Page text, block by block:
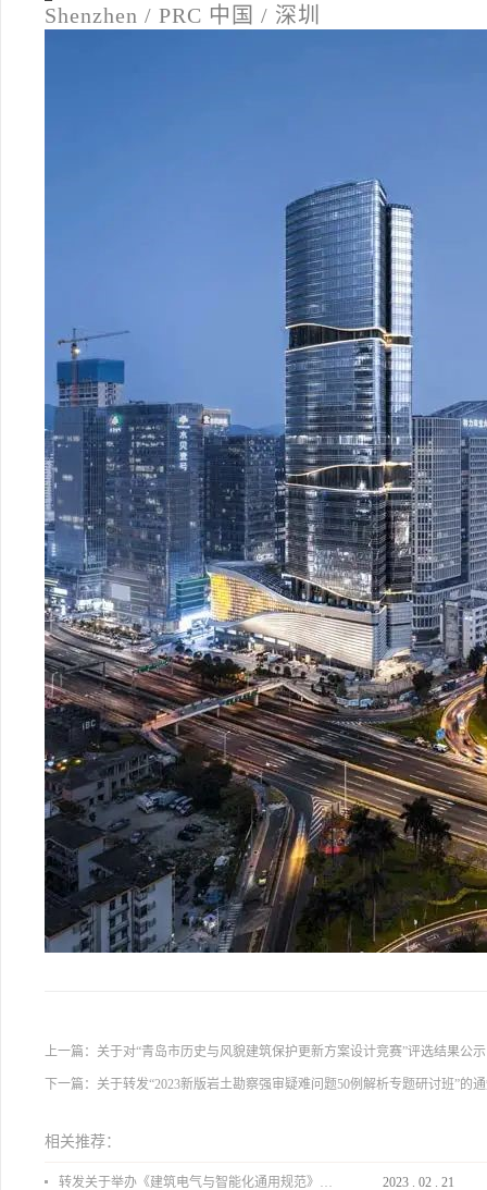
Shenzhen / PRC 中国 / 深圳
上一篇： 关于对“青岛市历史与风貌建筑保护更新方案设计竞赛”评选结果公
下一篇： 关于转发“2023新版岩土勘察强审疑难问题50例解析专题研讨班”的
相关推荐：
转发关于举办《建筑电气与智能化通用规范》 GB55024-2022公益宣贯的通知 2023 02 21